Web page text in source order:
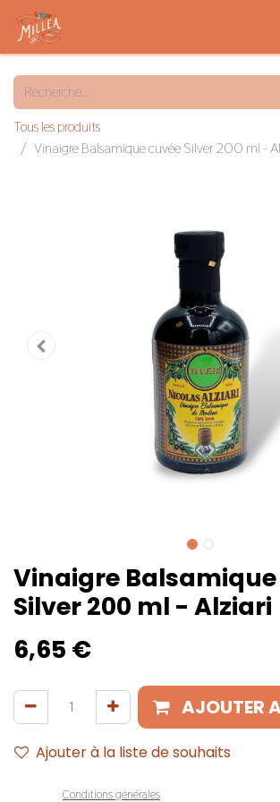
Tous les produits
Vinaigre Balsamique cuvée Silver 200 ml -
Vinaigre
Silver 200 ml - Alziari
6,65 €
AJOUTER
Ajouter à la liste de souhaits
Conditions générales